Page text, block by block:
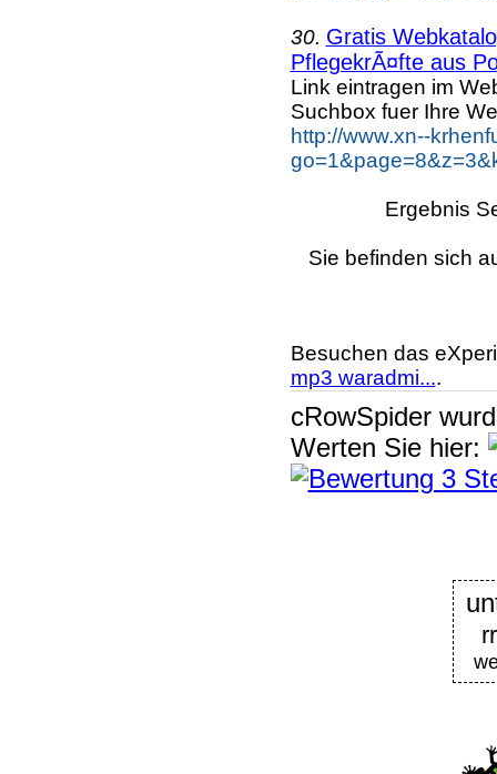
30. Gratis
PflegekrÃ¤fte aus
Link eintragen im
Suchbox fuer Ihre
http://www.xn--
Ergebnis
Sie befinden sich
Besuchen das
mp3 waradmi....
cRowSpider
Werten Sie hier: